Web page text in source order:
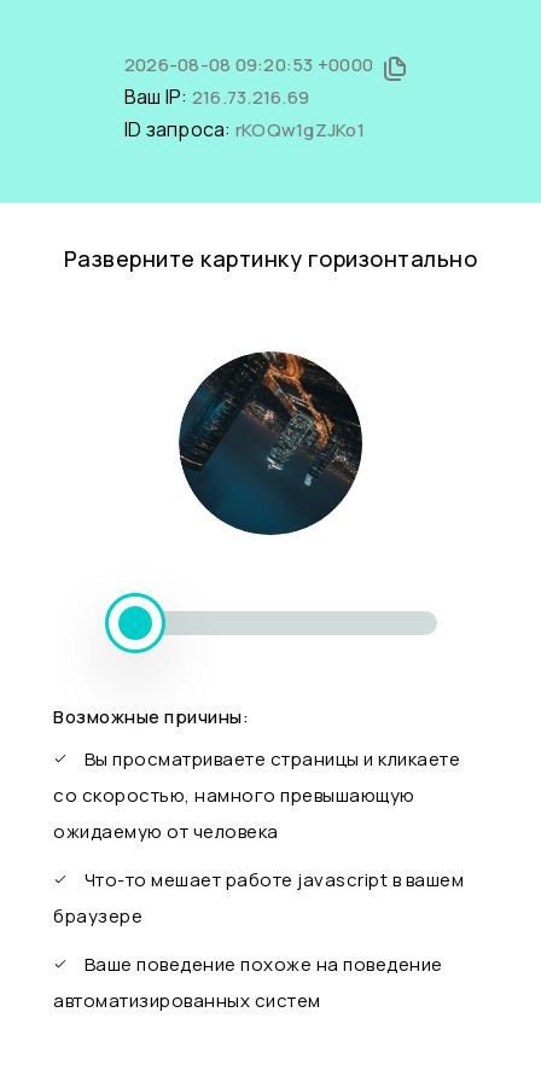
2026-08-08 09:20:53 +0000
Ваш IP: 216.73.216.69
ID запроса: rKOQw1gZJKo1
Разверните картинку горизонтально
Возможные причины:
Вы просматриваете страницы и кликаете
со скоростью, намного превышающую
ожидаемую от человека
Что-то мешает работе javascript в вашем
браузере
Ваше поведение похоже на поведение
автоматизированных систем